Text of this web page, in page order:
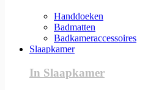
Handdoeken
Badmatten
Badkameraccessoires
Slaapkamer
In Slaapkamer